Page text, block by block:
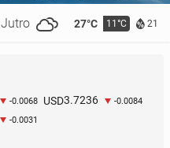
Jutro 27°C 11°C 21
-0.0068 USD3.7236 -0.0084
-0.0031